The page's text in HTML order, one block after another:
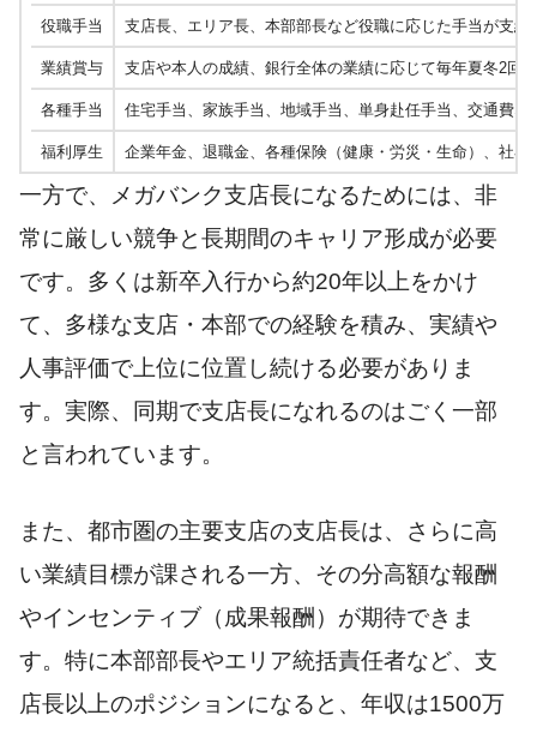
役職手当 支店長、エリア長、本部部長など役職に応じた手当が支給
業績賞与 支店や本人の成績、銀行全体の業績に応じて毎年夏冬2回
各種手当 住宅手当、家族手当、地域手当、単身赴任手当、交通費な
福利厚生 企業年金、退職金、各種保険（健康・労災・生命）、社宅
一方で、メガバンク支店長になるためには、非
常に厳しい競争と長期間のキャリア形成が必要
です。多くは新卒入行から約20年以上をかけ
て、多様な支店・本部での経験を積み、実績や
人事評価で上位に位置し続ける必要がありま
す。実際、同期で支店長になれるのはごく一部
と言われています。
また、都市圏の主要支店の支店長は、さらに高
い業績目標が課される一方、その分高額な報酬
やインセンティブ（成果報酬）が期待できま
す。特に本部部長やエリア統括責任者など、支
店長以上のポジションになると、年収は1500万